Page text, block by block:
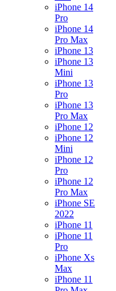
iPhone 14
Pro
iPhone 14
Pro Max
iPhone 13
iPhone 13
Mini
iPhone 13
Pro
iPhone 13
Pro Max
iPhone 12
iPhone 12
Mini
iPhone 12
Pro
iPhone 12
Pro Max
iPhone SE
2022
iPhone 11
iPhone 11
Pro
iPhone Xs
Max
iPhone 11